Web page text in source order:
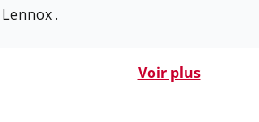
.
Voir plus